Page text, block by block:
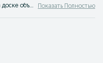
Продажа стильной мужской одежды на доске объявлений OLX.uz Бухарская область. Покупайте модную одежду для мужчин по лучшим ценам на OLX (ранее Torg)! Показать Полностью